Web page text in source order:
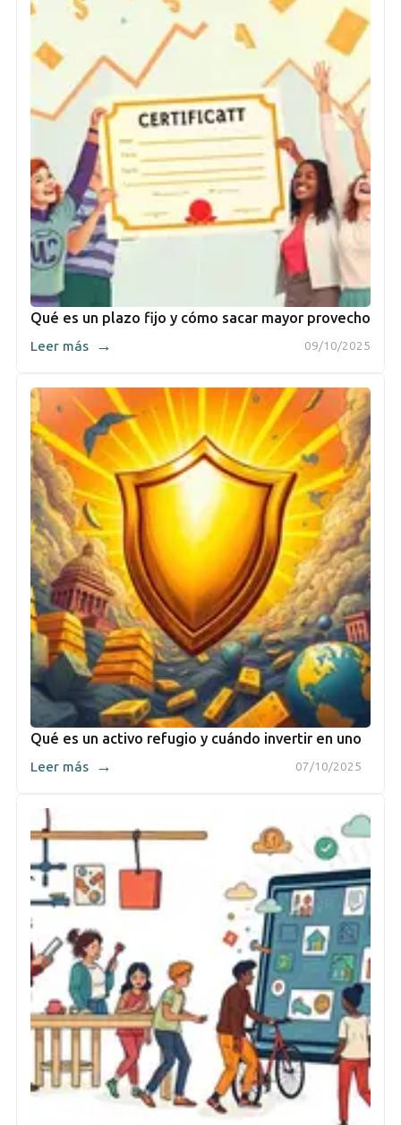
Qué es un plazo fijo y cómo sacar mayor provecho
09/10/2025
Leer más →
Qué es un activo refugio y cuándo invertir en uno
07/10/2025
Leer más →